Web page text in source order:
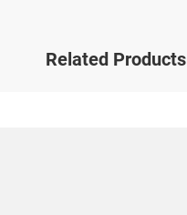
Related Products